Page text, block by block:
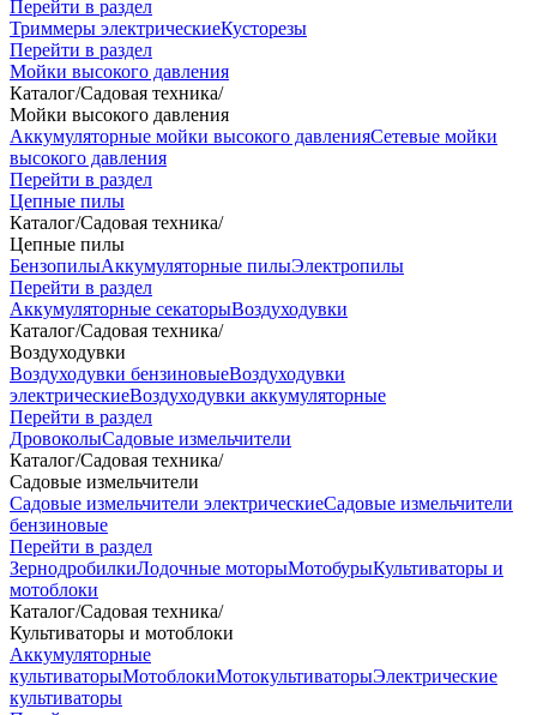
Перейти в раздел
Триммеры электрическиеКусторезы
Перейти в раздел
Мойки высокого давления
Каталог/Садовая техника/
Мойки высокого давления
Аккумуляторные мойки высокого давленияСетевые мойки
высокого давления
Перейти в раздел
Цепные пилы
Каталог/Садовая техника/
Цепные пилы
БензопилыАккумуляторные пилыЭлектропилы
Перейти в раздел
Аккумуляторные секаторыВоздуходувки
Каталог/Садовая техника/
Воздуходувки
Воздуходувки бензиновыеВоздуходувки
электрическиеВоздуходувки аккумуляторные
Перейти в раздел
ДровоколыСадовые измельчители
Каталог/Садовая техника/
Садовые измельчители
Садовые измельчители электрическиеСадовые измельчители
бензиновые
Перейти в раздел
ЗернодробилкиЛодочные моторыМотобурыКультиваторы и
мотоблоки
Каталог/Садовая техника/
Культиваторы и мотоблоки
Аккумуляторные
культиваторыМотоблокиМотокультиваторыЭлектрические
культиваторы